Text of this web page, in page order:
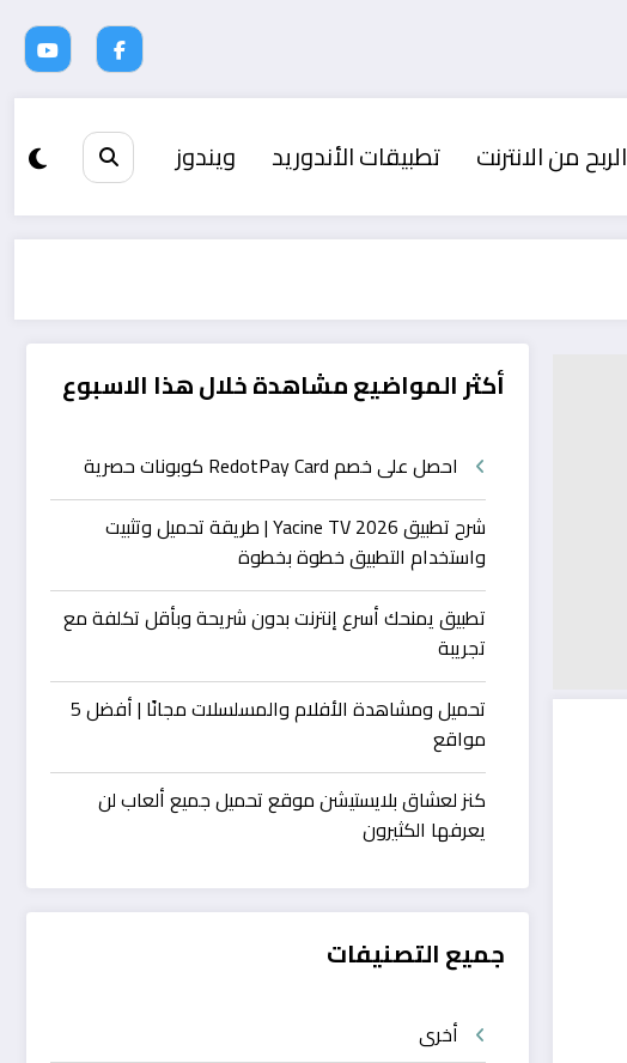
الربح من الانترنت تطبيقات الأندوريد ويندوز
أكثر المواضيع مشاهدة خلال هذا الاسبوع
احصل على خصم RedotPay Card كوبونات حصرية
شرح تطبيق Yacine TV 2026 | طريقة تحميل وتثبيت
واستخدام التطبيق خطوة بخطوة
تطبيق يمنحك أسرع إنترنت بدون شريحة وبأقل تكلفة مع
تجريبة
تحميل ومشاهدة الأفلام والمسلسلات مجانًا | أفضل 5
مواقع
كنز لعشاق بلايستيشن موقع تحميل جميع ألعاب لن
يعرفها الكثيرون
جميع التصنيفات
أخرى